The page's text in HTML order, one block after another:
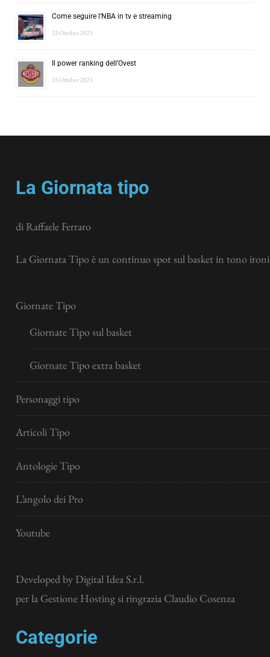
Come seguire l’NBA in tv e streaming
23 Ottobre 2023
Il power ranking dell’Ovest
23 Ottobre 2023
La Giornata tipo
di Raffaele Ferraro
La Giornata Tipo è un continuo spot sul basket in tono
Giornate Tipo
Giornate Tipo sul basket
Giornate Tipo extra basket
Personaggi tipo
Articoli Tipo
Antologie Tipo
L’angolo dei Pro
Youtube
Developed by Digital Idea S.r.l.
per la Gestione Hosting si ringrazia Claudio Cosenza
Categorie